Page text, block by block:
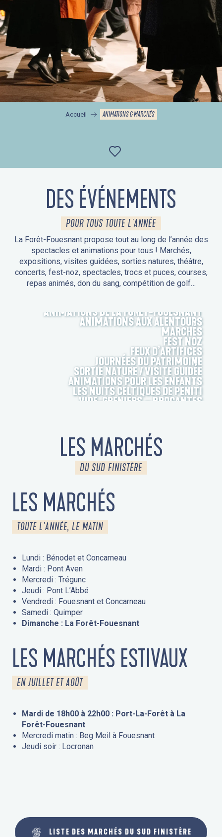
Accueil ANIMATIONS & MARCHÉS
Ajouter aux
DES ÉVÉNEMENTS
POUR TOUS TOUTE L'ANNÉE
La Forêt-Fouesnant propose tout au long de l’année des
spectacles et animations pour tous ! Marchés,
expositions, visites guidées, sorties natures, théâtre,
concerts, fest-noz, spectacles, trocs et puces, courses,
repas animés, don du sang, compétition de golf…
ANIMATIONS DE LA FORÊT-FOUESNANT
ANIMATIONS AUX ALENTOURS
MARCHÉS
FEST NOZ
FEUX D’ARTIFICES
JOURNÉES DU PATRIMOINE
SORTIE NATURE / VISITE GUIDÉE
ANIMATIONS POUR LES ENFANTS
LES NUITS CELTIQUES DE PENITI
VIDE-GRENIERS – BROCANTES
LES MARCHÉS
DU SUD FINISTÈRE
LES MARCHÉS
TOUTE L'ANNÉE, LE MATIN
Lundi : Bénodet et Concarneau
Mardi : Pont Aven
Mercredi : Trégunc
Jeudi : Pont L’Abbé
Vendredi : Fouesnant et Concarneau
Samedi : Quimper
Dimanche : La Forêt-Fouesnant
LES MARCHÉS ESTIVAUX
EN JUILLET ET AOÛT
Mardi de 18h00 à 22h00 : Port-La-Forêt à La
Forêt-Fouesnant
Mercredi matin : Beg Meil à Fouesnant
Jeudi soir : Locronan
LISTE DES MARCHÉS DU SUD FINISTÈRE